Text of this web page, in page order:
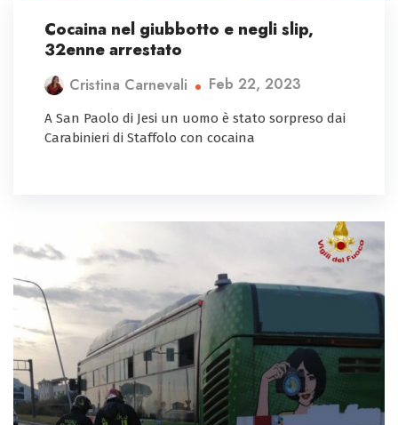
Cocaina nel giubbotto e negli slip,
32enne arrestato
Cristina Carnevali Feb 22, 2023
A San Paolo di Jesi un uomo è stato sorpreso dai
Carabinieri di Staffolo con cocaina